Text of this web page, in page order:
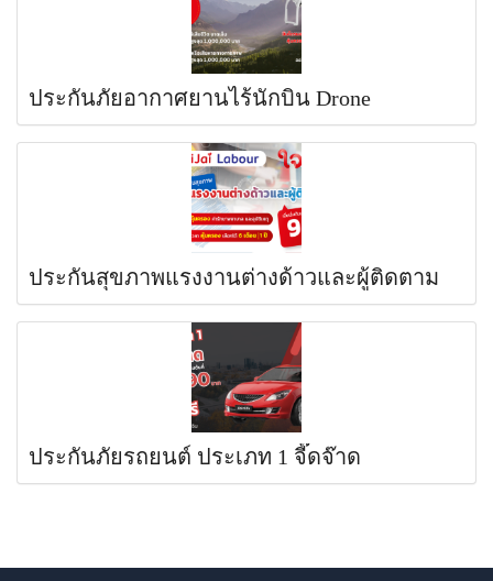
ประกันภัยอากาศยานไร้นักบิน Drone
ประกันสุขภาพแรงงานต่างด้าวและผู้ติดตาม
ประกันภัยรถยนต์ ประเภท 1 จี๊ดจ๊าด